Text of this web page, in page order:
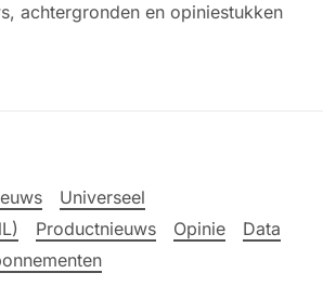
achtergronden en opiniestukken
Universeel
Productnieuws Opinie
Data